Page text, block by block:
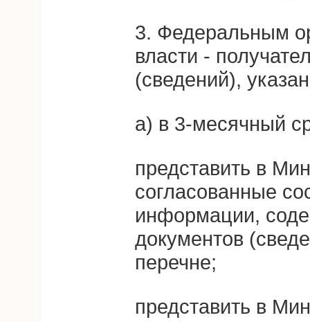
3. Федеральным
власти -
(сведений),
а) в 3-месячный
представить в
согласованные
информации,
документов
перечне;
представить в